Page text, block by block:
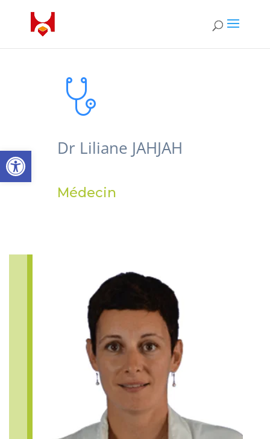
Ouvrir la barre d’outilsDr Liliane JAHJAH
Médecin